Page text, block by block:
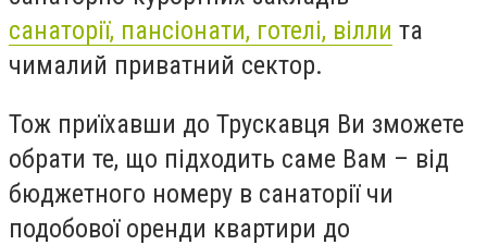
санаторії, пансіонати, готелі, вілли та
чималий приватний сектор.
Тож приїхавши до Трускавця Ви зможете
обрати те, що підходить саме Вам – від
бюджетного номеру в санаторії чи
подобової оренди квартири до